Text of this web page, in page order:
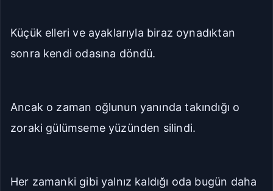
Küçük elleri ve ayaklarıyla biraz oynadıktan
sonra kendi odasına döndü.
Ancak o zaman oğlunun yanında takındığı o
zoraki gülümseme yüzünden silindi.
Her zamanki gibi yalnız kaldığı oda bugün daha